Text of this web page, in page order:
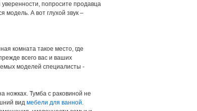
попросите продавца
модель. А вот глухой звук –
комната такое место, где
всего вас и ваших
моделей специалисты -
ножках. Тумба с раковиной не
вид мебели для ванной.